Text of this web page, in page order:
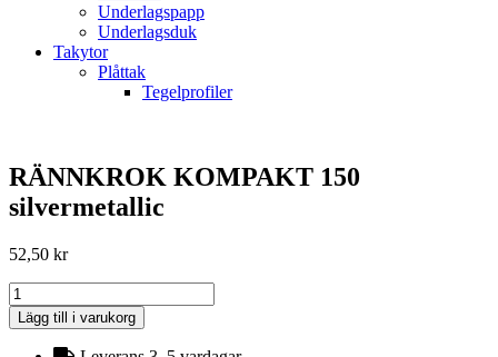
Underlagspapp
Underlagsduk
Takytor
Plåttak
Tegelprofiler
RÄNNKROK KOMPAKT 150
silvermetallic
52,50 kr
RÄNNKROK
KOMPAKT
150
silvermetallic
Lägg till i varukorg